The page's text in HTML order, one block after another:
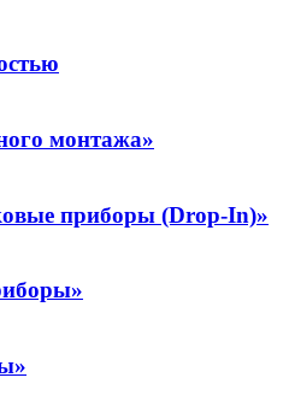
монтажа»
приборы (Drop-In)»